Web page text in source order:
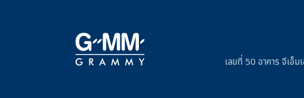
เลขที่ 50 อาคาร จีเอ็